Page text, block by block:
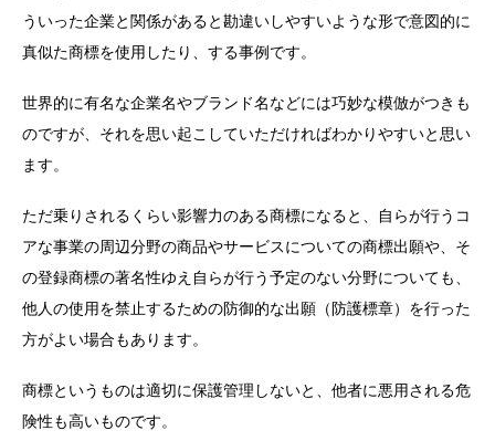
ういった企業と関係があると勘違いしやすいような形で意図的に
真似た商標を使用したり、する事例です。
世界的に有名な企業名やブランド名などには巧妙な模倣がつきも
のですが、それを思い起こしていただければわかりやすいと思い
ます。
ただ乗りされるくらい影響力のある商標になると、自らが行うコ
アな事業の周辺分野の商品やサービスについての商標出願や、そ
の登録商標の著名性ゆえ自らが行う予定のない分野についても、
他人の使用を禁止するための防御的な出願（防護標章）を行った
方がよい場合もあります。
商標というものは適切に保護管理しないと、他者に悪用される危
険性も高いものです。